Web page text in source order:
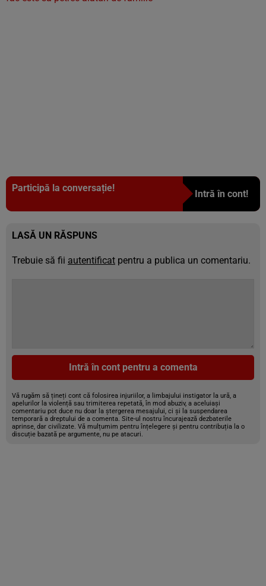
Participă la conversație!
Intră în cont!
LASĂ UN RĂSPUNS
Trebuie să fii autentificat pentru a publica un comentariu.
Intră în cont pentru a comenta
Vă rugăm să țineți cont că folosirea injuriilor, a limbajului instigator la ură, a
apelurilor la violență sau trimiterea repetată, în mod abuziv, a aceluiași
comentariu pot duce nu doar la ștergerea mesajului, ci și la suspendarea
temporară a dreptului de a comenta. Site-ul nostru încurajează dezbaterile
aprinse, dar civilizate. Vă mulțumim pentru înțelegere și pentru contribuția la o
discuție bazată pe argumente, nu pe atacuri.